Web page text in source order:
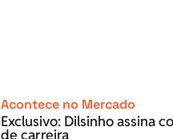
Acontece no Mercado
Exclusivo: Dilsinho assina
de carreira